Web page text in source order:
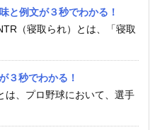
と例文が３秒でわかる！
（寝取られ）とは、「寝取
３秒でわかる！
は、プロ野球において、選手